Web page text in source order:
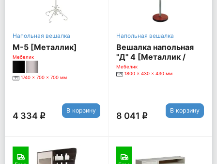
Напольная вешалка
М-5 [Металлик]
Мебелик
1740 x 700 x 700 мм
4 334 q
В корзину
Напольная вешалка
Вешалка напольная
"Д" 4 [Металлик /
Средне-коричневый]
Мебелик
1800 x 430 x 430 мм
8 041 q
В корзину